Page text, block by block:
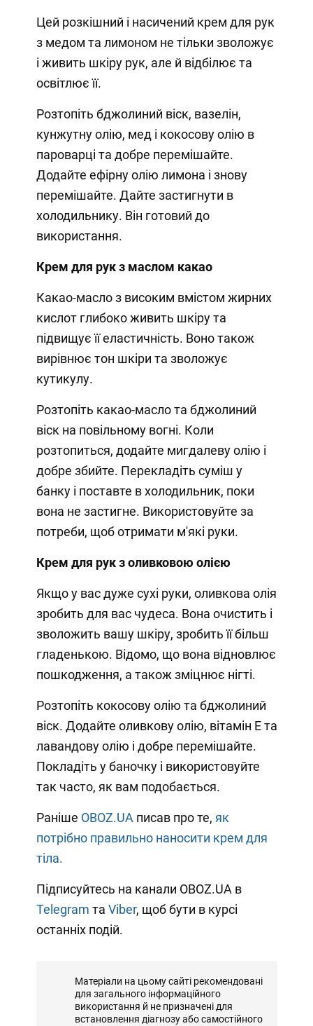
Цей розкішний і насичений крем для рук
з медом та лимоном не тільки зволожує
і живить шкіру рук, але й відбілює та
освітлює її.
Розтопіть бджолиний віск, вазелін,
кунжутну олію, мед і кокосову олію в
пароварці та добре перемішайте.
Додайте ефірну олію лимона і знову
перемішайте. Дайте застигнути в
холодильнику. Він готовий до
використання.
Крем для рук з маслом какао
Какао-масло з високим вмістом жирних
кислот глибоко живить шкіру та
підвищує її еластичність. Воно також
вирівнює тон шкіри та зволожує
кутикулу.
Розтопіть какао-масло та бджолиний
віск на повільному вогні. Коли
розтопиться, додайте мигдалеву олію і
добре збийте. Перекладіть суміш у
банку і поставте в холодильник, поки
вона не застигне. Використовуйте за
потреби, щоб отримати м'які руки.
Крем для рук з оливковою олією
Якщо у вас дуже сухі руки, оливкова олія
зробить для вас чудеса. Вона очистить і
зволожить вашу шкіру, зробить її більш
гладенькою. Відомо, що вона відновлює
пошкодження, а також зміцнює нігті.
Розтопіть кокосову олію та бджолиний
віск. Додайте оливкову олію, вітамін Е та
лавандову олію і добре перемішайте.
Покладіть у баночку і використовуйте
так часто, як вам подобається.
Раніше OBOZ.UA писав про те, як
потрібно правильно наносити крем для
тіла.
Підписуйтесь на канали OBOZ.UA в
Telegram та Viber, щоб бути в курсі
останніх подій.
Матеріали на цьому сайті рекомендовані
для загального інформаційного
використання й не призначені для
встановлення діагнозу або самостійного